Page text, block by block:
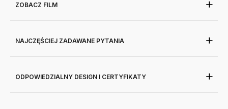
ZOBACZ FILM
NAJCZĘŚCIEJ ZADAWANE PYTANIA
ODPOWIEDZIALNY DESIGN I CERTYFIKATY